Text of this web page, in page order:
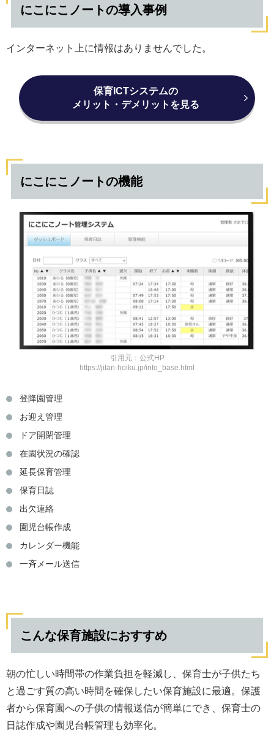
にこにこノートの導入事例
インターネット上に情報はありませんでした。
保育ICTシステムの
メリット・デメリットを見る
にこにこノートの機能
引用元：公式HP
https://jitan-hoiku.jp/info_base.html
登降園管理
お迎え管理
ドア開閉管理
在園状況の確認
延長保育管理
保育日誌
出欠連絡
園児台帳作成
カレンダー機能
一斉メール送信
こんな保育施設におすすめ
朝の忙しい時間帯の作業負担を軽減し、保育士が子供たち
と過ごす質の高い時間を確保したい保育施設に最適。保護
者から保育園への子供の情報送信が簡単にでき、保育士の
日誌作成や園児台帳管理も効率化。